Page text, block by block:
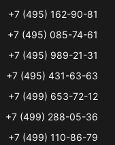
+7 (495) 162-90-81
+7 (495) 085-74-61
+7 (495) 989-21-31
+7 (495) 431-63-63
+7 (499) 653-72-12
+7 (499) 288-05-36
+7 (499) 110-86-79